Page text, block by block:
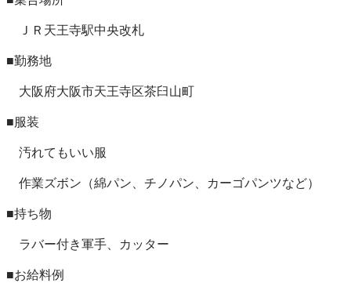
ＪＲ天王寺駅中央改札
■勤務地
大阪府大阪市天王寺区茶臼山町
■服装
汚れてもいい服
作業ズボン（綿パン、チノパン、カーゴパンツなど）
■持ち物
ラバー付き軍手、カッター
■お給料例